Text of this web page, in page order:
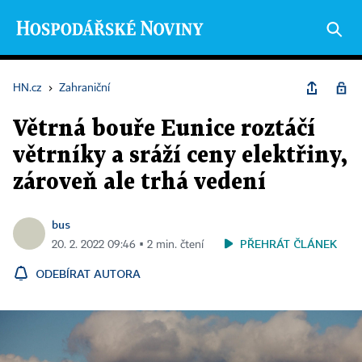
HN.cz › Zahraniční
Větrná bouře Eunice roztáčí
větrníky a sráží ceny elektřiny,
zároveň ale trhá vedení
bus
20. 2. 2022 09:46 ▪ 2 min. čtení PŘEHRÁT ČLÁNEK
ODEBÍRAT AUTORA